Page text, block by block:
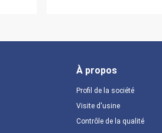
À propos
Profil de la société
Visite d'usine
Contrôle de la qualité